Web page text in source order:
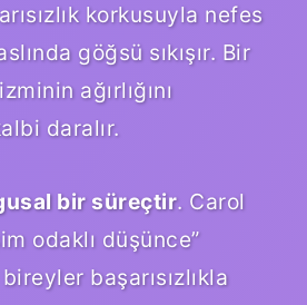
korkusuyla nefes
göğsü sıkışır. Bir
ağırlığını
daralır.
bir süreçtir. Carol
odaklı düşünce”
başarısızlıkla